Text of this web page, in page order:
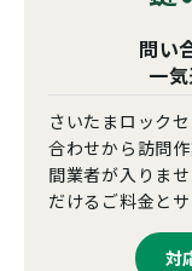
問い
一
さいたまロック
合わせから訪問
間業者が入りま
だけるご料金と
対